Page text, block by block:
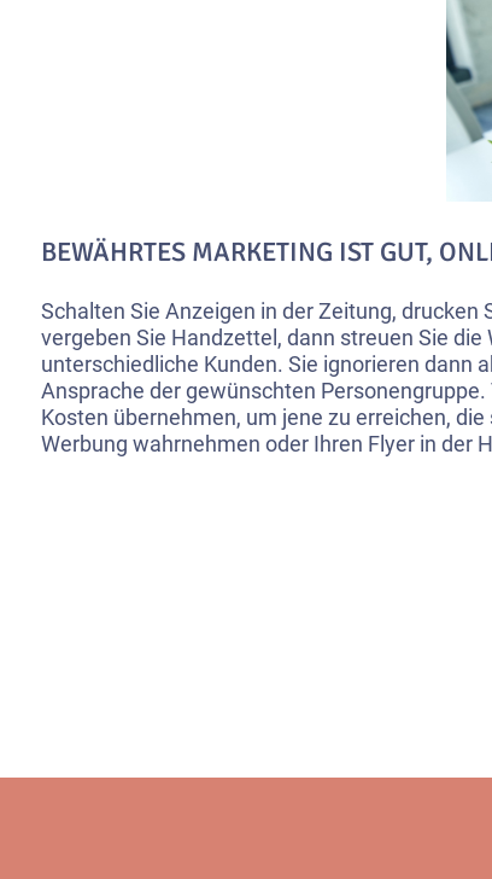
BEWÄHRTES MARKETING IST GUT,
Schalten Sie Anzeigen in der Zeitung, drucken
vergeben Sie Handzettel, dann streuen Sie
unterschiedliche Kunden. Sie ignorieren dann
Ansprache der gewünschten
Kosten übernehmen, um jene zu erreichen,
Werbung wahrnehmen oder Ihren Flyer in der